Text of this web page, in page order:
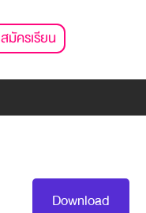
สมัครเรียน
Download